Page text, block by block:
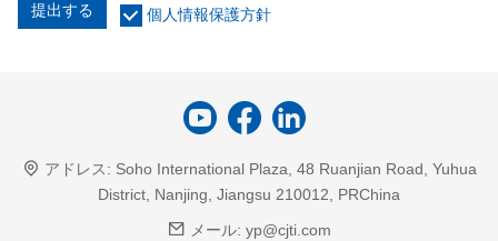
提出する 個人情報保護方針
アドレス: Soho International Plaza, 48 Ruanjian Road, Yuhua
District, Nanjing, Jiangsu 210012, PRChina
メール: yp@cjti.com